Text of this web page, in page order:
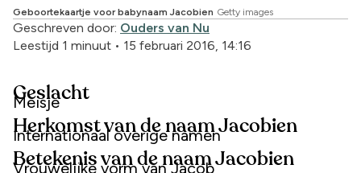
Geboortekaartje voor babynaam Jacobien Getty images
Geschreven door: Ouders van Nu
Leestijd 1 minuut • 15 februari 2016, 14:16
Geslacht
Meisje
Herkomst van de naam Jacobien
Internationaal overige namen
Betekenis van de naam Jacobien
Vrouwelijke vorm van Jacob